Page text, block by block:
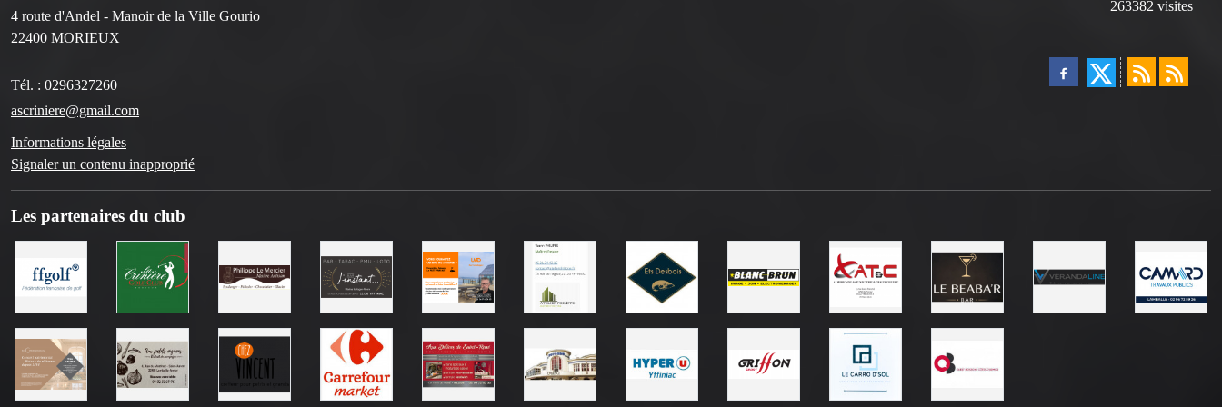
4 route d'Andel - Manoir de la Ville Gourio
22400 MORIEUX
Tél. : 0296327260
ascriniere@gmail.com
Informations légales
Signaler un contenu inapproprié
263382 visites
Les partenaires du club